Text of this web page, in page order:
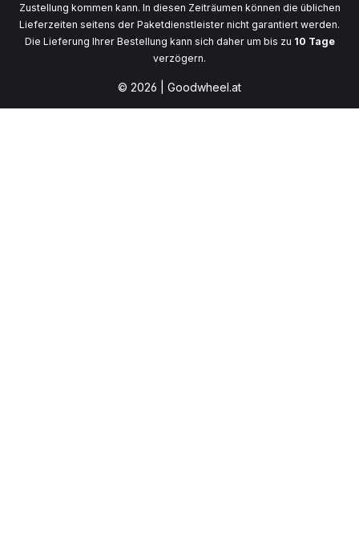
Zustellung kommen kann. In diesen Zeiträumen können die üblichen
Lieferzeiten seitens der Paketdienstleister nicht garantiert werden.
Die Lieferung Ihrer Bestellung kann sich daher um bis zu 10 Tage
verzögern.
© 2026 | Goodwheel.at